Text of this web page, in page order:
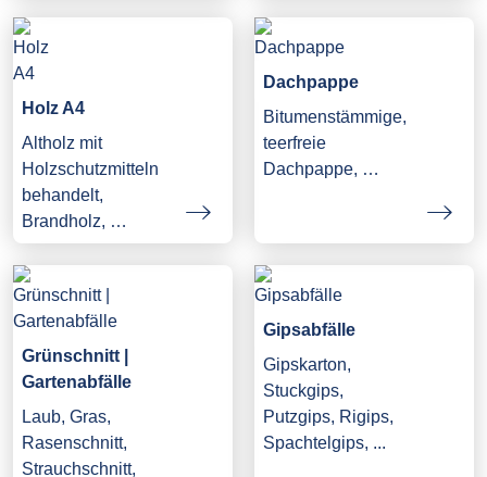
Holz A4
Altholz mit
Holzschutzmitteln
behandelt,
Brandholz, …
Dachpappe
Bitumenstämmige,
teerfreie
Dachpappe, …
Grünschnitt |
Gartenabfälle
Laub, Gras,
Rasenschnitt,
Strauchschnitt,
Gipsabfälle
Gipskarton,
Stuckgips,
Putzgips, Rigips,
Spachtelgips, ...